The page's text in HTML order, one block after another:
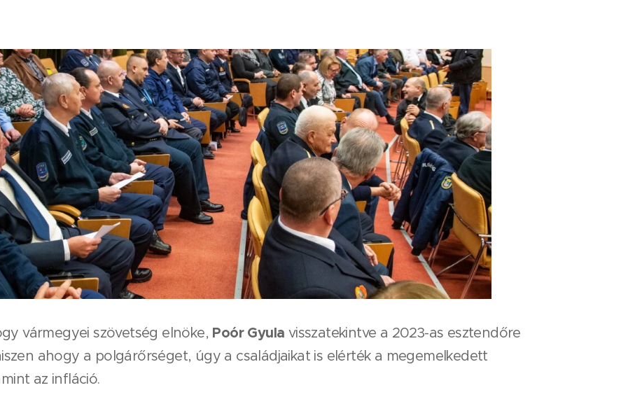
vármegyei szövetség elnöke, Poór Gyula visszatekintve a 2023-as esztendőre
ahogy a polgárőrséget, úgy a családjaikat is elérték a megemelkedett
az infláció.